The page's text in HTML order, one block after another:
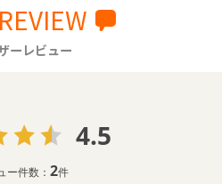
ーレビュー
4.5
ー件数：2件